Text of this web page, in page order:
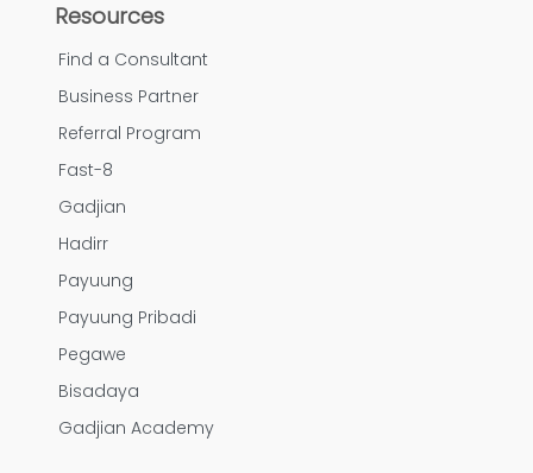
Resources
Find a Consultant
Business Partner
Referral Program
Fast-8
Gadjian
Hadirr
Payuung
Payuung Pribadi
Pegawe
Bisadaya
Gadjian Academy